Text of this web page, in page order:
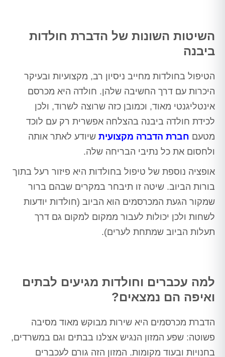
השיטות השונות של הדברת חולדות
ביבנה
הטיפול בחולדות מחייב ניסיון רב, מקצועיות ובעיקר
היכרות עם דרך החשיבה שלהן. חולדה היא מכרסם
אינטליגנטי מאוד, וכמובן כזה שרוצה לשרוד, ולכן
לכידת חולדה ביבנה בהצלחה אפשרית רק עם לוכד
מטעם חברת הדברה מקצועית שיודע לאתר אותה
ולחסום את כל נתיבי הבריחה שלה.
אופציה נוספת של טיפול בחולדות היא פיזור רעל בתוך
בורות הביוב. שיטה זו תיבחר במקרים שבהם ברור
שמקור הגעת המכרסמים הוא הביוב (חולדות יודעות
לשחות ולכן יכולות לעבור ממקום למקום גם דרך
תעלות הביוב שמתחת לערים).
למה עכברים וחולדות מגיעים לבתים
ואיפה הם נמצאים?
הדברת מכרסמים היא שירות מבוקש מאוד מסיבה
פשוטה: שפע המזון הנגיש אצלנו בבתים וגם במשרדים,
בחנויות ובעוד מקומות. המזון הזה גורם לעכברים